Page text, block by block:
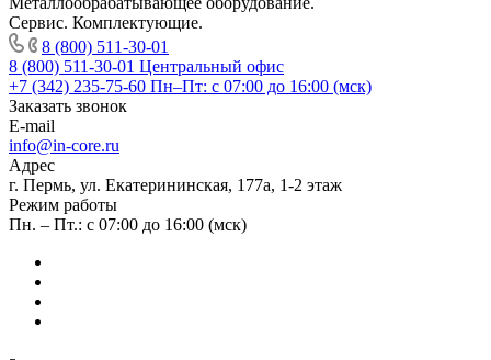
Сервис. Комплектующие.
8 (800) 511-30-01
8 (800) 511-30-01 Центральный офис
+7 (342) 235-75-60 Пн–Пт: с 07:00 до 16:00 (мск)
Заказать звонок
E-mail
info@in-core.ru
Адрес
г. Пермь, ул. ​Екатерининская, 177а, ​1-2 этаж
Режим работы
Пн. – Пт.: с 07:00 до 16:00 (мск)